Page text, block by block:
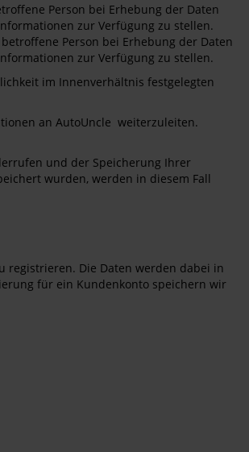
Person bei Erhebung der Daten
zur Verfügung zu stellen.
Person bei Erhebung der Daten
zur Verfügung zu stellen.
im Innenverhältnis festgelegten
an AutoUncle weiterzuleiten.
und der Speicherung Ihrer
wurden, werden in diesem Fall
registrieren. Die Daten werden dabei in
für ein Kundenkonto speichern wir